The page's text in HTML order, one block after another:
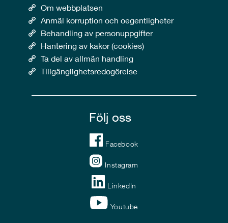
Om webbplatsen
Anmäl korruption och oegentligheter
Behandling av personuppgifter
Hantering av kakor (cookies)
Ta del av allmän handling
Tillgänglighetsredogörelse
Följ oss
Facebook
Instagram
LinkedIn
Youtube